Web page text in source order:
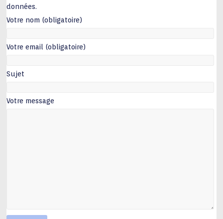
données.
Votre nom (obligatoire)
Votre email (obligatoire)
Sujet
Votre message